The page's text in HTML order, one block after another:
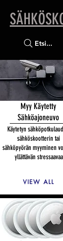
Etsi...
Myy Käytetty
Sähköajoneuvo
Käytetyn
sähköskootterin tai
sähköpyörän myyminen
yllättävän stressaavaa
VIEW ALL